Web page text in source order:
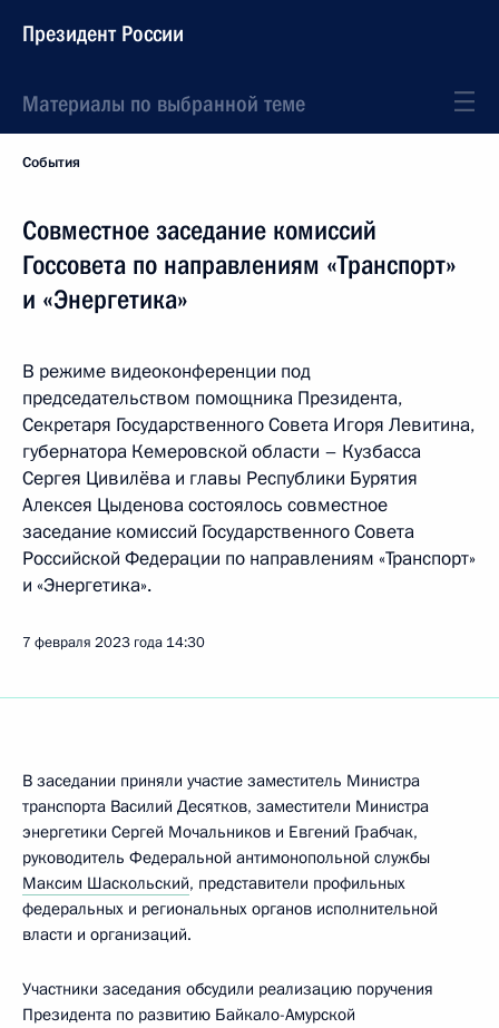
Президент России
Материалы по выбранной теме
События
Совместное заседание комиссий
Госсовета по направлениям «Транспорт»
и «Энергетика»
В режиме видеоконференции под
председательством помощника Президента,
Секретаря Государственного Совета Игоря Левитина,
губернатора Кемеровской области – Кузбасса
Сергея Цивилёва и главы Республики Бурятия
Алексея Цыденова состоялось совместное
заседание комиссий Государственного Совета
Российской Федерации по направлениям «Транспорт»
и «Энергетика».
7 февраля 2023 года 14:30
В заседании приняли участие заместитель Министра
транспорта Василий Десятков, заместители Министра
энергетики Сергей Мочальников и Евгений Грабчак,
руководитель Федеральной антимонопольной службы
Максим Шаскольский, представители профильных
федеральных и региональных органов исполнительной
власти и организаций.
Участники заседания обсудили реализацию поручения
Президента по развитию Байкало-Амурской